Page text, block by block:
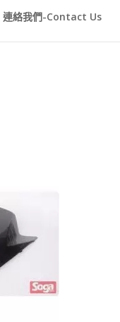
連絡我們-Contact Us